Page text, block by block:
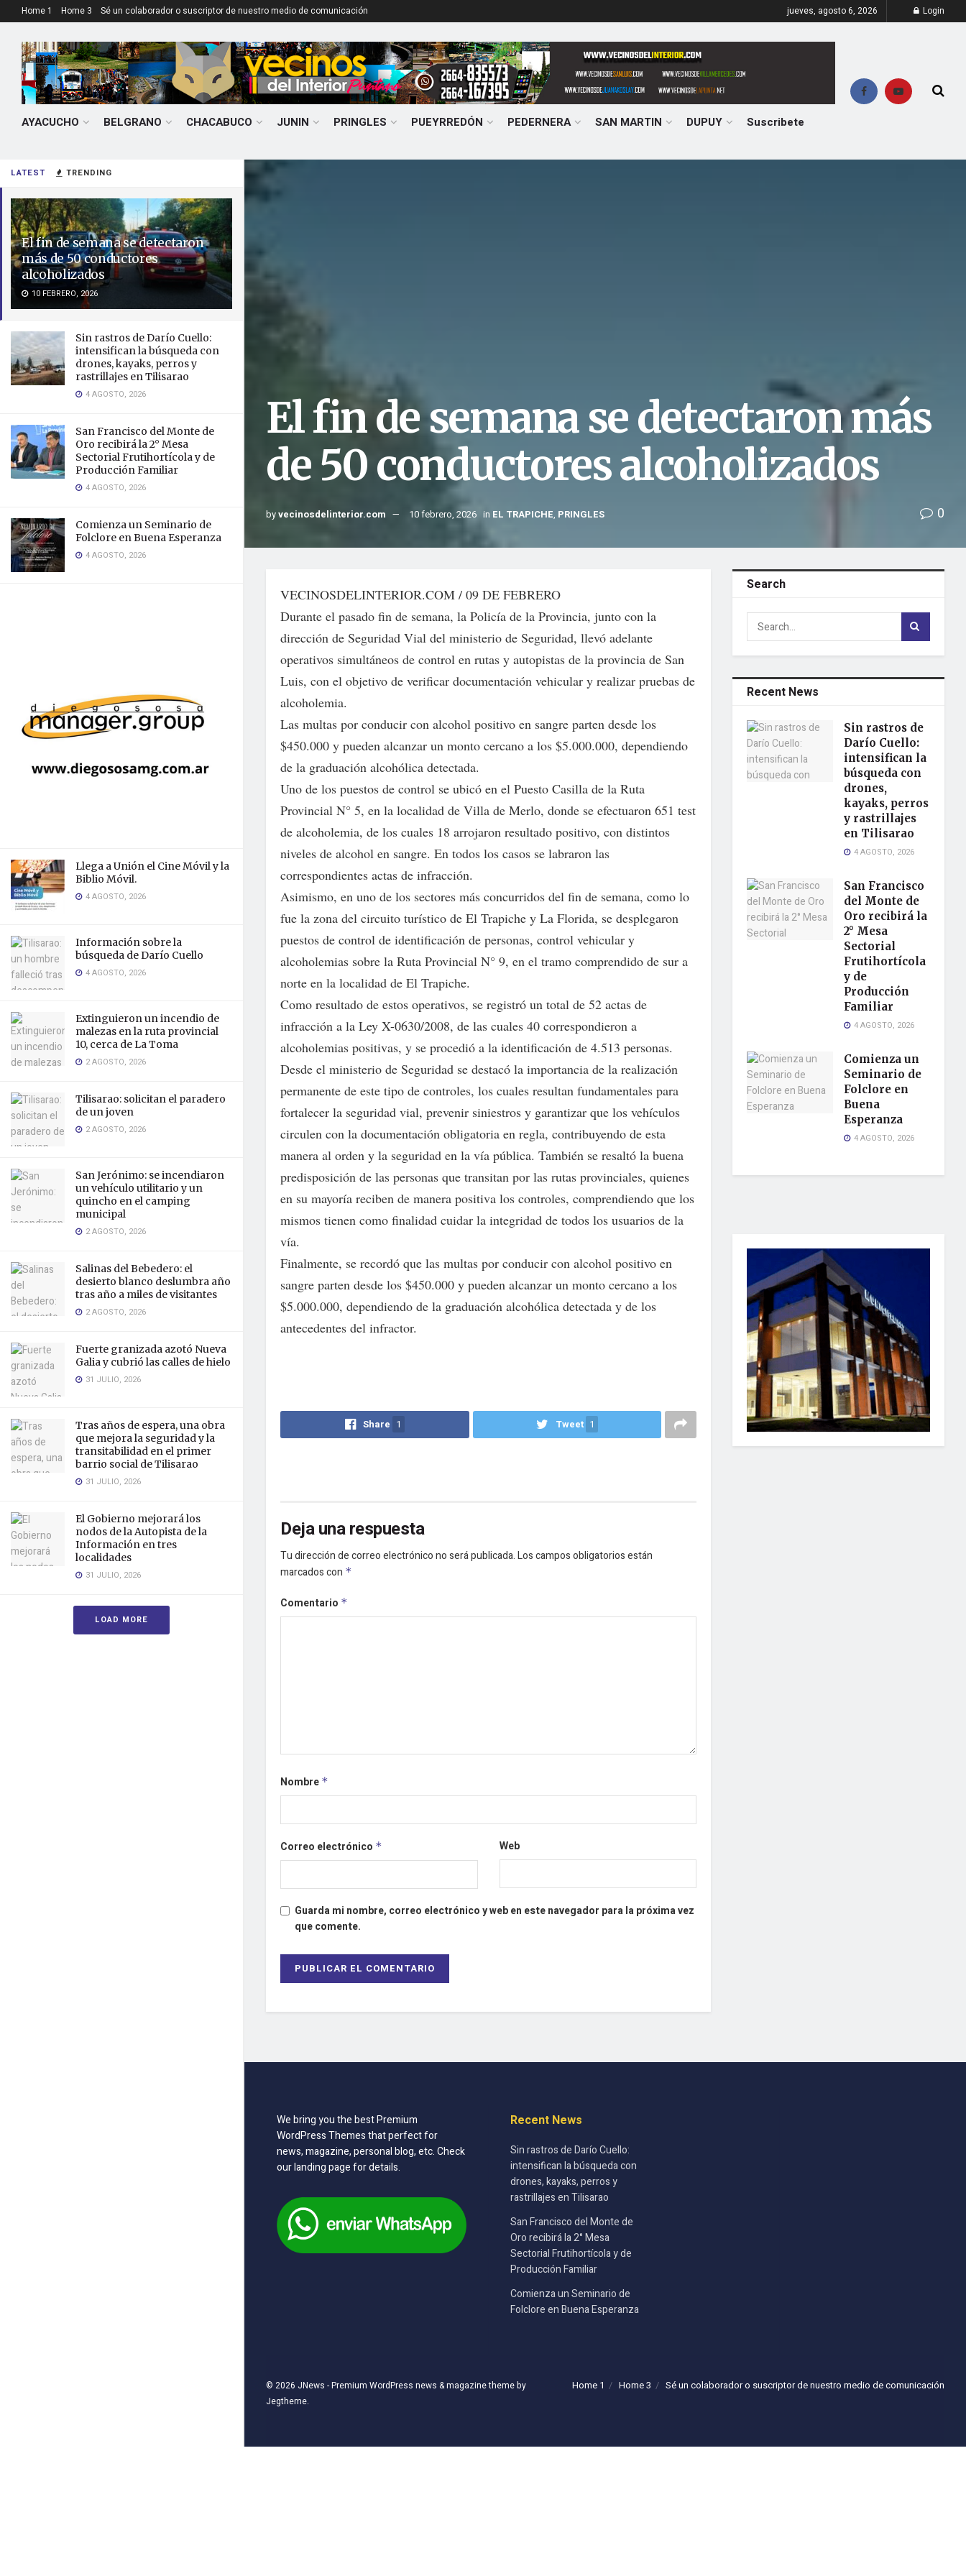
LATEST TRENDING
El fin de semana se detectaron
más de 50 conductores
alcoholizados
10 FEBRERO, 2026
Sin rastros de Darío Cuello:
intensifican la búsqueda con
drones, kayaks, perros y
rastrillajes en Tilisarao
4 AGOSTO, 2026
San Francisco del Monte de
Oro recibirá la 2° Mesa
Sectorial Frutihortícola y de
Producción Familiar
4 AGOSTO, 2026
Comienza un Seminario de
Folclore en Buena Esperanza
4 AGOSTO, 2026
Llega a Unión el Cine Móvil y la
Biblio Móvil.
4 AGOSTO, 2026
Información sobre la
búsqueda de Darío Cuello
4 AGOSTO, 2026
Extinguieron un incendio de
malezas en la ruta provincial
10, cerca de La Toma
2 AGOSTO, 2026
Tilisarao: solicitan el paradero
de un joven
2 AGOSTO, 2026
San Jerónimo: se incendiaron
un vehículo utilitario y un
quincho en el camping
municipal
2 AGOSTO, 2026
Salinas del Bebedero: el
desierto blanco deslumbra año
tras año a miles de visitantes
2 AGOSTO, 2026
Fuerte granizada azotó Nueva
Galia y cubrió las calles de hielo
31 JULIO, 2026
Tras años de espera, una obra
que mejora la seguridad y la
transitabilidad en el primer
barrio social de Tilisarao
31 JULIO, 2026
El Gobierno mejorará los
nodos de la Autopista de la
Información en tres
localidades
31 JULIO, 2026
LOAD MORE
Home 1 Home 3 Sé un colaborador o suscriptor de nuestro medio de comunicación jueves, agosto 6, 2026 Login
AYACUCHO BELGRANO CHACABUCO JUNIN PRINGLES PUEYRREDÓN PEDERNERA SAN MARTIN DUPUY Suscribete
El fin de semana se detectaron más
de 50 conductores alcoholizados
byvecinosdelinterior.com 10 febrero, 2026 in EL TRAPICHE, PRINGLES 0
VECINOSDELINTERIOR.COM / 09 DE FEBRERO
Durante el pasado fin de semana, la Policía de la Provincia, junto con la
dirección de Seguridad Vial del ministerio de Seguridad, llevó adelante
operativos simultáneos de control en rutas y autopistas de la provincia de San
Luis, con el objetivo de verificar documentación vehicular y realizar pruebas de
alcoholemia.
Las multas por conducir con alcohol positivo en sangre parten desde los
$450.000 y pueden alcanzar un monto cercano a los $5.000.000, dependiendo
de la graduación alcohólica detectada.
Uno de los puestos de control se ubicó en el Puesto Casilla de la Ruta
Provincial N° 5, en la localidad de Villa de Merlo, donde se efectuaron 651 test
de alcoholemia, de los cuales 18 arrojaron resultado positivo, con distintos
niveles de alcohol en sangre. En todos los casos se labraron las
correspondientes actas de infracción.
Asimismo, en uno de los sectores más concurridos del fin de semana, como lo
fue la zona del circuito turístico de El Trapiche y La Florida, se desplegaron
puestos de control de identificación de personas, control vehicular y
alcoholemias sobre la Ruta Provincial N° 9, en el tramo comprendido de sur a
norte en la localidad de El Trapiche.
Como resultado de estos operativos, se registró un total de 52 actas de
infracción a la Ley X-0630/2008, de las cuales 40 correspondieron a
alcoholemias positivas, y se procedió a la identificación de 4.513 personas.
Desde el ministerio de Seguridad se destacó la importancia de la realización
permanente de este tipo de controles, los cuales resultan fundamentales para
fortalecer la seguridad vial, prevenir siniestros y garantizar que los vehículos
circulen con la documentación obligatoria en regla, contribuyendo de esta
manera al orden y la seguridad en la vía pública. También se resaltó la buena
predisposición de las personas que transitan por las rutas provinciales, quienes
en su mayoría reciben de manera positiva los controles, comprendiendo que los
mismos tienen como finalidad cuidar la integridad de todos los usuarios de la
vía.
Finalmente, se recordó que las multas por conducir con alcohol positivo en
sangre parten desde los $450.000 y pueden alcanzar un monto cercano a los
$5.000.000, dependiendo de la graduación alcohólica detectada y de los
antecedentes del infractor.
Share 1 Tweet 1
Deja una respuesta
Tu dirección de correo electrónico no será publicada.Los campos obligatorios están
marcados con *
Comentario *
Nombre *
Correo electrónico * Web
Guarda mi nombre, correo electrónico y web en este navegador para la próxima vez
que comente.
Search
Recent News
Sin rastros de
Darío Cuello:
intensifican la
búsqueda con
drones,
kayaks, perros
y rastrillajes
en Tilisarao
4 AGOSTO, 2026
San Francisco
del Monte de
Oro recibirá la
2° Mesa
Sectorial
Frutihortícola
y de
Producción
Familiar
4 AGOSTO, 2026
Comienza un
Seminario de
Folclore en
Buena
Esperanza
4 AGOSTO, 2026
We bring you the best Premium
WordPress Themes that perfect for
news, magazine, personal blog, etc. Check
our landing page for details.
Recent News
Sin rastros de Darío Cuello:
intensifican la búsqueda con
drones, kayaks, perros y
rastrillajes en Tilisarao
San Francisco del Monte de
Oro recibirá la 2° Mesa
Sectorial Frutihortícola y de
Producción Familiar
Comienza un Seminario de
Folclore en Buena Esperanza
Home 1 Home 3 Sé un colaborador o suscriptor de nuestro medio de comunicación
© 2026 JNews - Premium WordPress news & magazine theme by
Jegtheme.